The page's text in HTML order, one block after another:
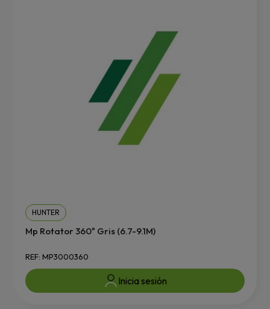
HUNTER
Mp Rotator 360º Gris (6.7-9.1M)
REF: MP3000360
Inicia sesión